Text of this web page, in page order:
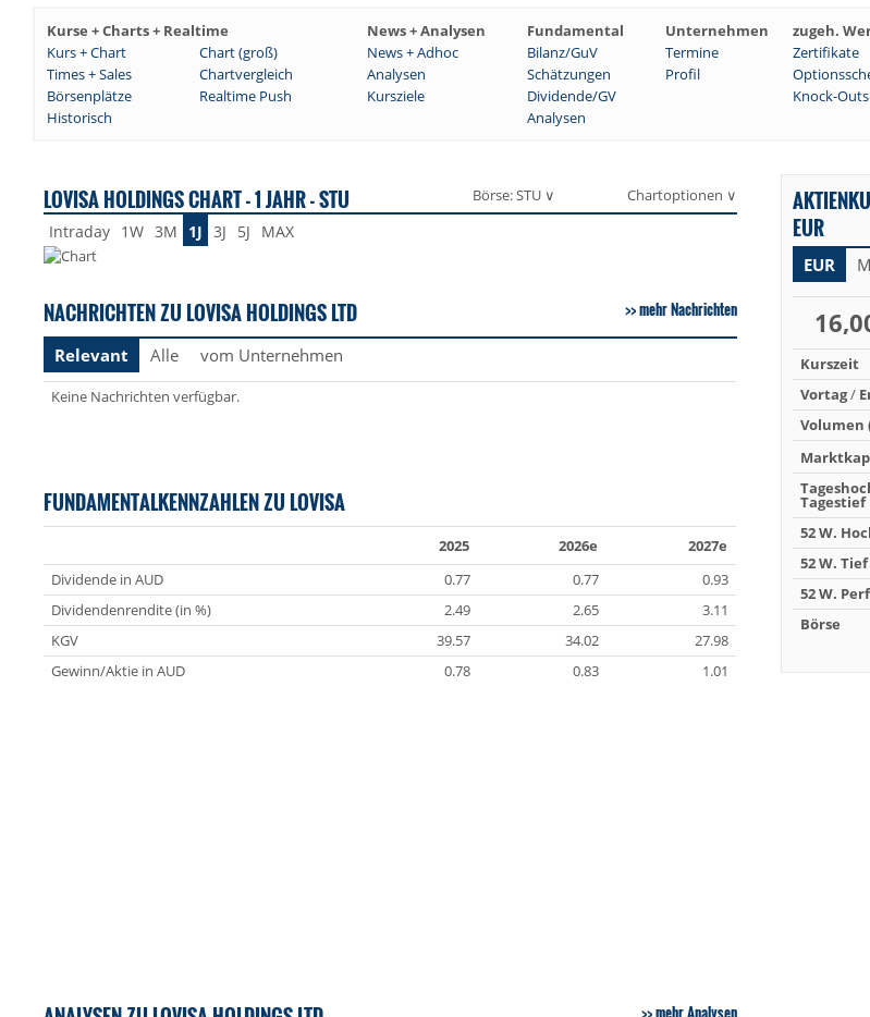
Kurse + Charts + Realtime News + Analysen Fundamental Unternehmen zugeh.
Kurs + Chart
Chart (groß) News + Adhoc Bilanz/GuV Termine Zertifikate
Times + Sales
Chartvergleich Analysen Schätzungen Profil
Börsenplätze
Realtime Push Kursziele Dividende/GV
Knock-Outs
Historisch
Analysen
LOVISA HOLDINGS CHART - 1 JAHR - STU Börse: STU ∨ Chartoptionen ∨
Intraday 1W 3M 1J 3J 5J MAX
NACHRICHTEN ZU LOVISA HOLDINGS LTD mehr Nachrichten
Relevant Alle vom Unternehmen
Keine Nachrichten verfügbar.
FUNDAMENTALKENNZAHLEN ZU LOVISA
2025 2026e
2027e
Dividende in AUD
0.77 0.77
0.93
Dividendenrendite (in %)
2.49 2.65
3.11
KGV
39.57 34.02
27.98
Gewinn/Aktie in AUD
0.78 0.83 1.01
EUR
EUR
Kurszeit
Vortag/
Volumen
Tagestief
52 W.
52 W. Tief
52 W.
Börse